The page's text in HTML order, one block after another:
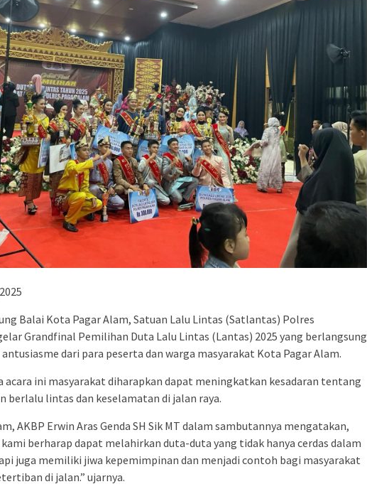
Balai Kota Pagar Alam, Satuan Lalu Lintas (Satlantas) Polres
Grandfinal Pemilihan Duta Lalu Lintas (Lantas) 2025 yang berlangsung
dari para peserta dan warga masyarakat Kota Pagar Alam.
acara ini masyarakat diharapkan dapat meningkatkan kesadaran tentang
berlalu lintas dan keselamatan di jalan raya.
AKBP Erwin Aras Genda SH Sik MT dalam sambutannya mengatakan,
berharap dapat melahirkan duta-duta yang tidak hanya cerdas dalam
juga memiliki jiwa kepemimpinan dan menjadi contoh bagi masyarakat
di jalan.” ujarnya.